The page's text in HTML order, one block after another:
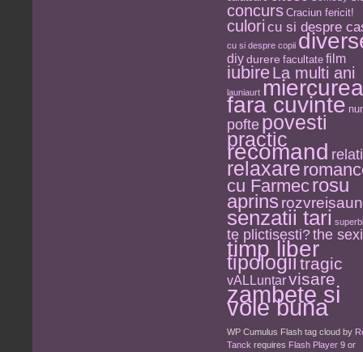
concurs Craciun fericit!
culori cu si despre
cu si despre copii
diydurere facultate film
iubireLa multi ani
launiaurt miercurea
fara cuvinte
pofte povesti
practic
recomand
relaxare
cu Farmecrosu
aprins
senzatii tari
te plictisesti?the
timp liber
tipologiitragic
vALLuntarvisare
zambete si
voie buna
WP Cumulus Flash tag cloud by
Tanck requires Flash Player 9 or